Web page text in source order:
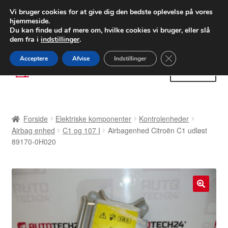
LEVERING fra 55 kr.
FEDEX verdensomspændende forsendelse
80 82 72 02
Spring
til
Spring
til
Betalinger
Forside Elektriske komponenter
Kontrolenheder
Airbag enhed
C1 og 107 I
Airbagenhed Citroën C1 udløst
89170-0H020
Vi bruger cookies for at give dig den bedste oplevelse på vores
hjemmeside.
Du kan finde ud af mere om, hvilke cookies vi bruger, eller slå
dem fra i indstillinger.
Acceptere Afvise Indstillinger Close GDPR